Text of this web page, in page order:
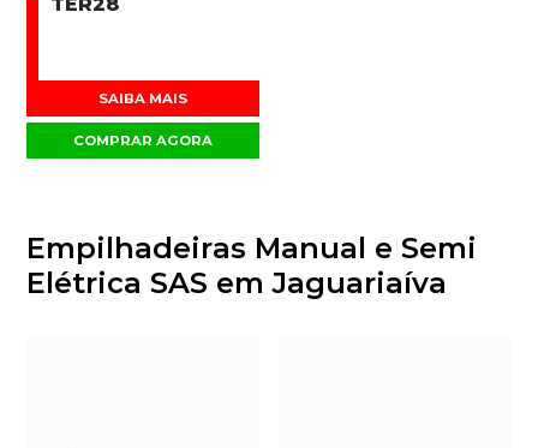
SAIBA MAIS
COMPRAR AGORA
Empilhadeiras Manual e Semi
Elétrica SAS em Jaguariaíva